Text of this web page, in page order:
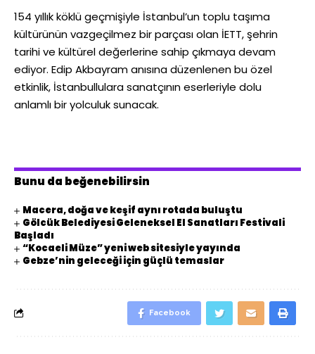
154 yıllık köklü geçmişiyle İstanbul’un toplu taşıma
kültürünün vazgeçilmez bir parçası olan İETT, şehrin
tarihi ve kültürel değerlerine sahip çıkmaya devam
ediyor. Edip Akbayram anısına düzenlenen bu özel
etkinlik, İstanbullulara sanatçının eserleriyle dolu
anlamlı bir yolculuk sunacak.
Bunu da beğenebilirsin
Macera, doğa ve keşif aynı rotada buluştu
Gölcük Belediyesi Geleneksel El Sanatları Festivali
Başladı
“Kocaeli Müze” yeni web sitesiyle yayında
Gebze’nin geleceği için güçlü temaslar
Facebook